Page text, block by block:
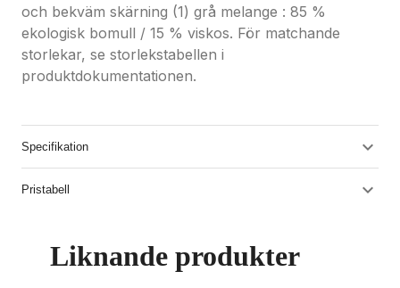
och bekväm skärning (1) grå melange : 85 %
ekologisk bomull / 15 % viskos. För matchande
storlekar, se storlekstabellen i
produktdokumentationen.
Specifikation
Pristabell
Liknande produkter